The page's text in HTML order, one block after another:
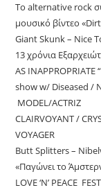
Το alternative rock
μουσικό βίντεο
Giant Skunk – Nice
13 χρόνια
AS INAPPROPRIATE
show w/ Diseased /
MODEL/ACTRIZ
CLAIRVOYANT /
VOYAGER
Butt Splitters –
«Παγώνει το
LOVE ‘N’ PEACE